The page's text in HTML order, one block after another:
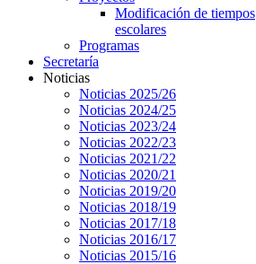
Modificación de tiempos
escolares
Programas
Secretaría
Noticias
Noticias 2025/26
Noticias 2024/25
Noticias 2023/24
Noticias 2022/23
Noticias 2021/22
Noticias 2020/21
Noticias 2019/20
Noticias 2018/19
Noticias 2017/18
Noticias 2016/17
Noticias 2015/16